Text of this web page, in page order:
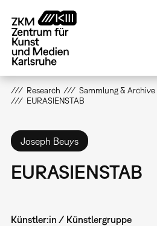
zum
Inhalt
Research Sammlung & Archive
EURASIENSTAB
Joseph Beuys
EURASIENSTAB
Künstler:in / Künstlergruppe